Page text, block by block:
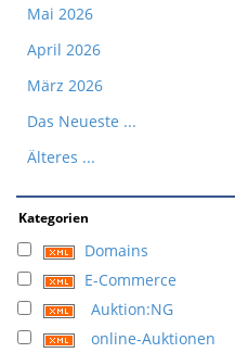
Mai 2026
April 2026
März 2026
Das Neueste ...
Älteres ...
Kategorien
Domains
E-Commerce
Auktion:NG
online-Auktionen